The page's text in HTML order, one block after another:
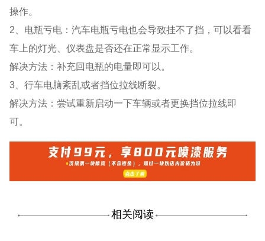
操作。
2、电瓶亏电：汽车电瓶亏电也会导致挂不了挡，可以看看
车上的灯光、仪表盘是否还在正常显示工作。
解决方法：补充回电瓶的电量即可以。
3、行车电脑紊乱或者挡位拉线断裂。
解决方法：尝试重新启动一下车辆或者更换挡位拉线即
可。
相关阅读